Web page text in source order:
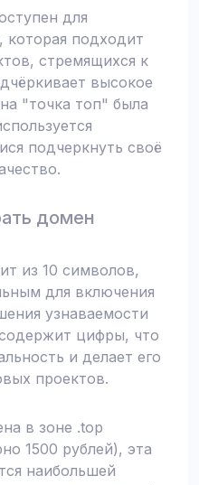
для
которая подходит
стремящихся к
высокое
"точка топ" была
подчеркнуть своё
домен
из 10 символов,
для включения
узнаваемости
цифры, что
и делает его
проектов.
в зоне .top
1500 рублей), эта
наибольшей